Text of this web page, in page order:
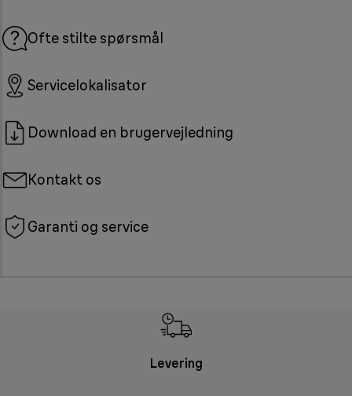
Ofte stilte spørsmål
Servicelokalisator
Download en brugervejledning
Kontakt os
Garanti og service
Levering